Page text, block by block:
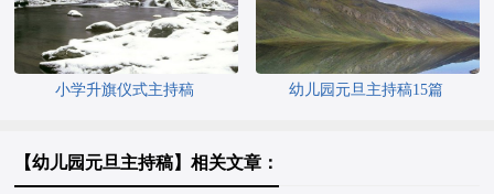
小学升旗仪式主持稿 幼儿园元旦主持稿15篇
【幼儿园元旦主持稿】相关文章：